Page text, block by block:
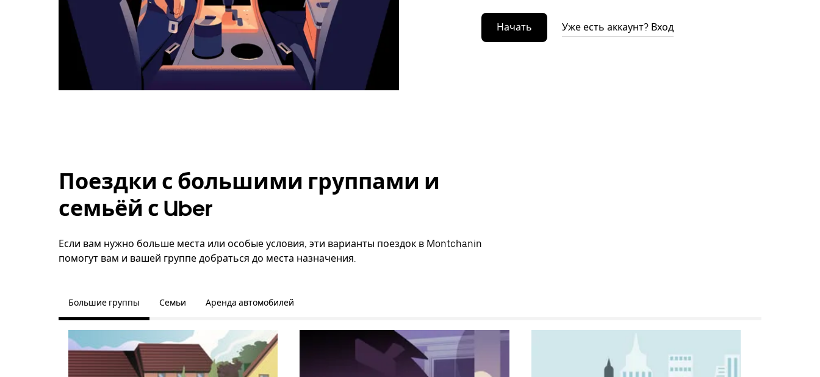
Начать Уже есть аккаунт? Вход
Поездки с большими группами и
семьёй с Uber
Если вам нужно больше места или особые условия, эти варианты поездок в Montchanin
помогут вам и вашей группе добраться до места назначения.
Большие группы Семьи Аренда автомобилей